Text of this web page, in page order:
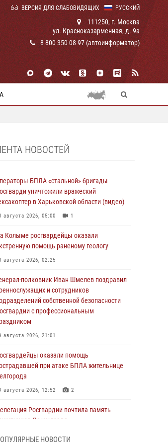
РУССКИЙ
ВЕРСИЯ ДЛЯ СЛАБОВИДЯЩИХ
111250, г. Москва
ул. Красноказарменная, д. 9а
8 800 350 08 97 (автоинформатор)
НОВОСТЕЙ
БПЛА «стальной» бригады
уничтожили вражеский
в Харьковской области (видео)
августа 2026, 05:00 1
Колыме росгвардейцы оказали
помощь раненому геологу
августа 2026, 02:25
полковник Иван Шмелев поздравил
и сотрудников
собственной безопасности
с профессиональным
августа 2026, 21:01
оказали помощь
при атаке БПЛА жительнице
августа 2026, 12:52 2
Росгвардии почтила память
Ленинграда
НОВОСТИ